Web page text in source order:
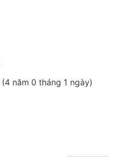
(4 năm 0 tháng 1 ngày)